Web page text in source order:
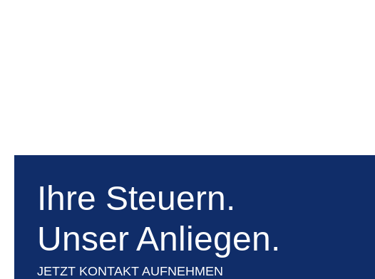
Ihre Steuern.
Unser Anliegen.
JETZT KONTAKT AUFNEHMEN